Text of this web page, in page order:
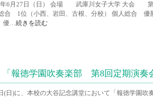
月27日（日） 会場 武庫川女子大学 大会 第
総合 1位（小西、岩田、古根、分校） 個人総合
…続きを読む
報徳学園吹奏楽部 第8回定期演奏
(日)に、本校の大谷記念講堂において「報徳学園